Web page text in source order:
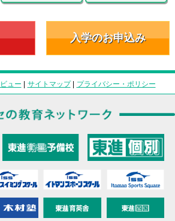
入学のお申込み
ュー | サイトマップ| プライバシー・ポリシー